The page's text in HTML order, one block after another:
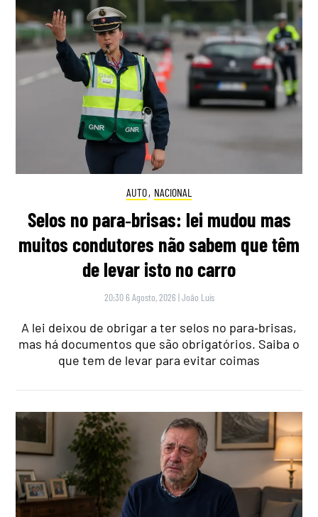
AUTO, NACIONAL
Selos no para‑brisas: lei mudou mas
muitos condutores não sabem que têm
de levar isto no carro
20:30 6 Agosto, 2026 |João Luís
A lei deixou de obrigar a ter selos no para‑brisas,
mas há documentos que são obrigatórios. Saiba o
que tem de levar para evitar coimas